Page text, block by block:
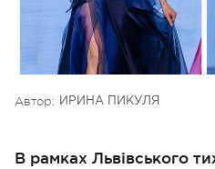
Автор: ИРИНА ПИКУЛЯ
В рамках Львівського